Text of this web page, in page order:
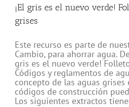
¡El gris es el nuevo verde!
grises
Este recurso es parte de
Cambio, para ahorrar agua.
gris es el nuevo verde!
Códigos y reglamentos de
concepto de las aguas
códigos de construcción
Los siguientes extractos